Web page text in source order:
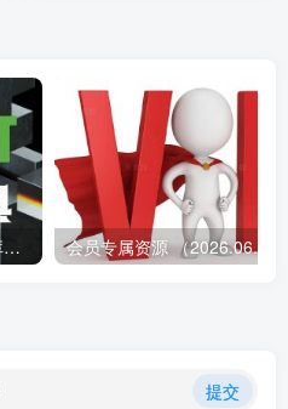
Kontakt入库工具 康泰克入库教程
提交